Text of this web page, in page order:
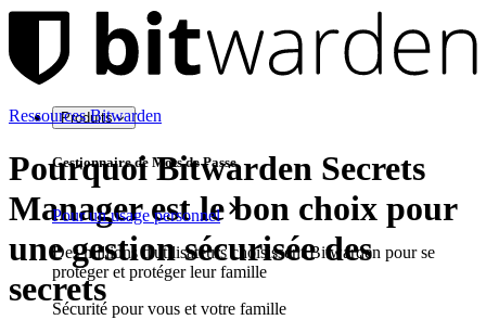
Produits
Gestionnaire de Mots de Passe
Pour un usage personnel
Des millions d'utilisateurs choisissent Bitwarden pour se
protéger et protéger leur famille
Sécurité pour vous et votre famille
Ressources Bitwarden
Pourquoi Bitwarden Secrets
Manager est le bon choix pour
une gestion sécurisée des
secrets